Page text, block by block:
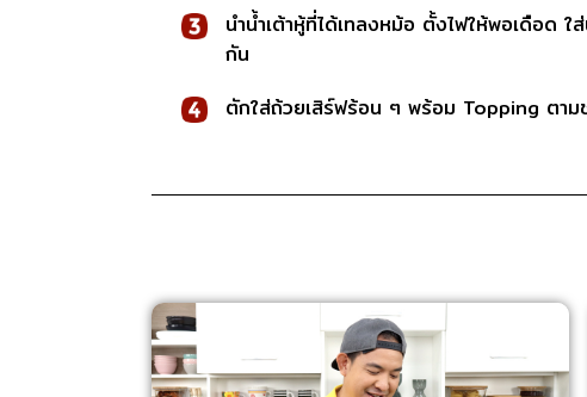
นำน้ำเต้าหู้ที่ได้เทลงหม้อ ตั้งไฟให้พอเดือด ใ
กัน
ตักใส่ถ้วยเสิร์ฟร้อน ๆ พร้อม Topping ตาม